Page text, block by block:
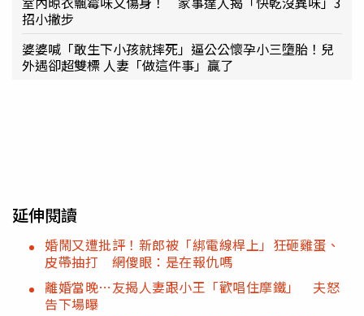
招小撇步
婆婆喊「敢生下小孩就摔死」逼公公懷孕小三墮胎！兒
外遇卻超雙標 人妻「做這件事」贏了
延伸閱讀
婚鬧又遭批評！新郎被「綁電線桿上」狂砸雞蛋、
皮帶抽打 網傻眼：是在報仇嗎
離婚當晚…友揭人妻跟小王「歡唱住摩鐵」 夫怒
告下場曝